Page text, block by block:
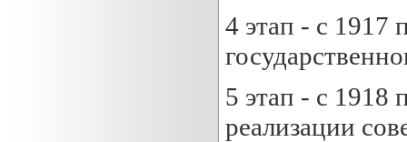
4 этап - с 1917
5 этап - с 1918
реализации